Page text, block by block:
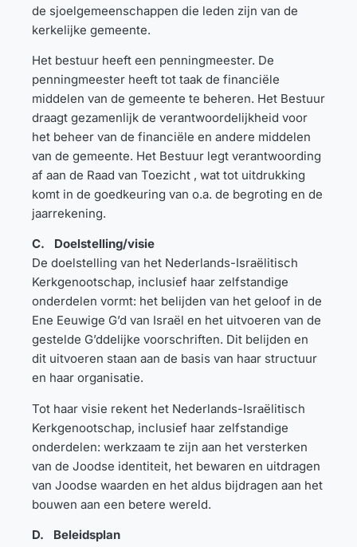
de sjoelgemeenschappen die leden zijn van de
kerkelijke gemeente.
Het bestuur heeft een penningmeester. De
penningmeester heeft tot taak de financiële
middelen van de gemeente te beheren. Het Bestuur
draagt gezamenlijk de verantwoordelijkheid voor
het beheer van de financiële en andere middelen
van de gemeente. Het Bestuur legt verantwoording
af aan de Raad van Toezicht , wat tot uitdrukking
komt in de goedkeuring van o.a. de begroting en de
jaarrekening.
C. Doelstelling/visie
De doelstelling van het Nederlands-Israëlitisch
Kerkgenootschap, inclusief haar zelfstandige
onderdelen vormt: het belijden van het geloof in de
Ene Eeuwige G’d van Israël en het uitvoeren van de
gestelde G’ddelijke voorschriften. Dit belijden en
dit uitvoeren staan aan de basis van haar structuur
en haar organisatie.
Tot haar visie rekent het Nederlands-Israëlitisch
Kerkgenootschap, inclusief haar zelfstandige
onderdelen: werkzaam te zijn aan het versterken
van de Joodse identiteit, het bewaren en uitdragen
van Joodse waarden en het aldus bijdragen aan het
bouwen aan een betere wereld.
D. Beleidsplan